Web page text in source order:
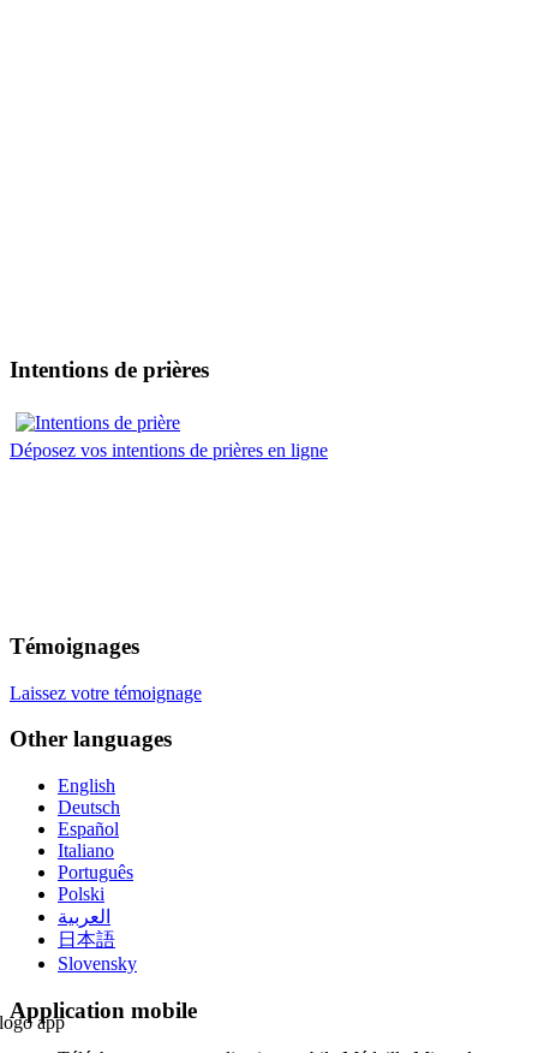
Intentions de prières
Déposez vos intentions de prières en ligne
Témoignages
Laissez votre témoignage
Other languages
English
Deutsch
Español
Italiano
Português
Polski
العربية
日本語
Slovensky
Application mobile